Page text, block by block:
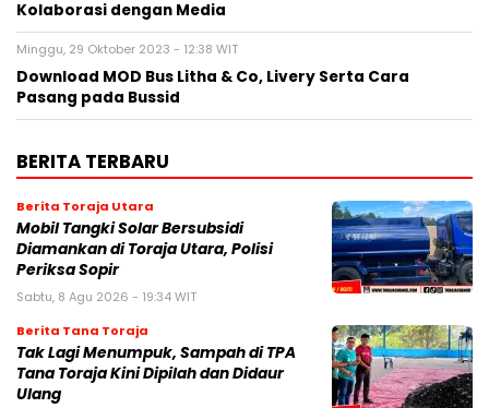
Kolaborasi dengan Media
Minggu, 29 Oktober 2023 - 12:38 WIT
Download MOD Bus Litha & Co, Livery Serta Cara
Pasang pada Bussid
BERITA TERBARU
Berita Toraja Utara
Mobil Tangki Solar Bersubsidi
Diamankan di Toraja Utara, Polisi
Periksa Sopir
Sabtu, 8 Agu 2026 - 19:34 WIT
Berita Tana Toraja
Tak Lagi Menumpuk, Sampah di TPA
Tana Toraja Kini Dipilah dan Didaur
Ulang